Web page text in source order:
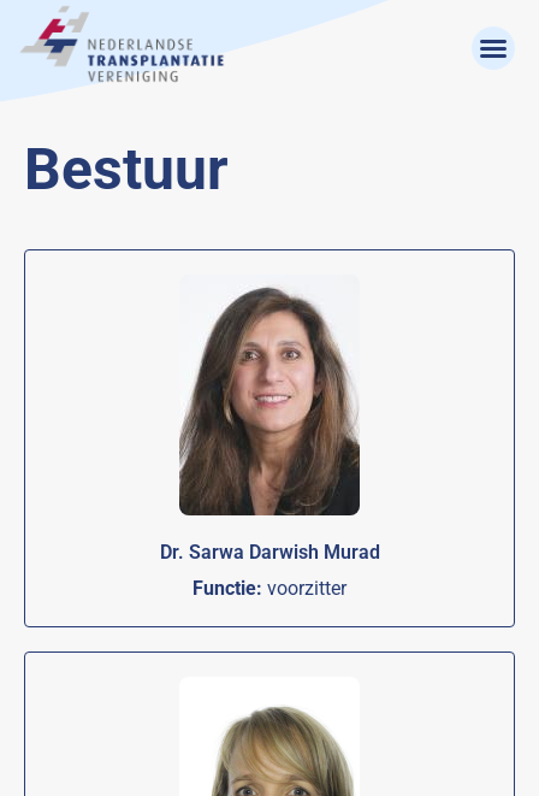
Bestuur
Dr. Sarwa Darwish Murad
Functie: voorzitter